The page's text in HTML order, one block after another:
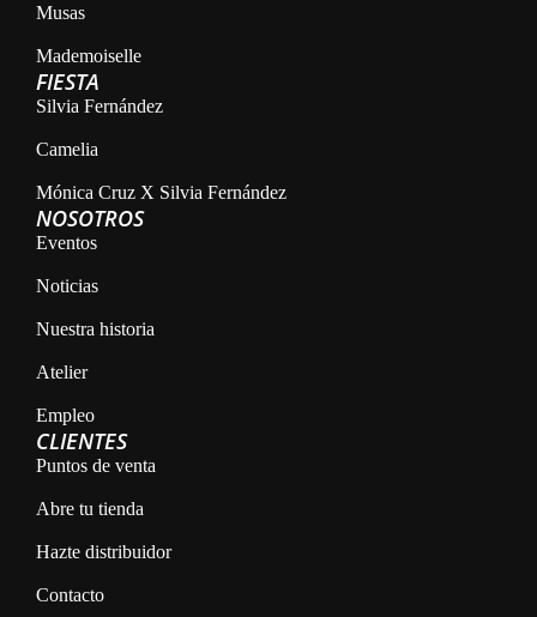
Musas
Mademoiselle
FIESTA
Silvia Fernández
Camelia
Mónica Cruz X Silvia Fernández
NOSOTROS
Eventos
Noticias
Nuestra historia
Atelier
Empleo
CLIENTES
Puntos de venta
Abre tu tienda
Hazte distribuidor
Contacto